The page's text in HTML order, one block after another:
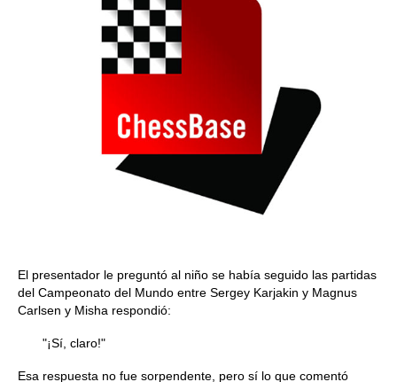
El presentador le preguntó al niño se había seguido las partidas
del Campeonato del Mundo entre Sergey Karjakin y Magnus
Carlsen y Misha respondió:
"¡Sí, claro!"
Esa respuesta no fue sorpendente, pero sí lo que comentó